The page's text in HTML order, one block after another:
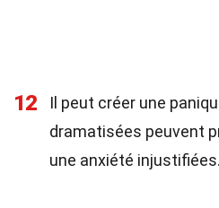
12
Il peut créer une
dramatisées peuvent
une anxiété injustifiées.